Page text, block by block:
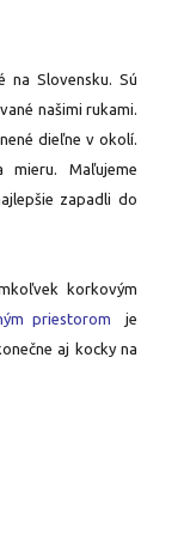
na Slovensku. Sú
našimi rukami.
dieľne v okolí.
mieru. Maľujeme
zapadli do
korkovým
priestorom
je
aj kocky na